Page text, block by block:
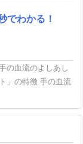
でわかる！
の血流のよしあし
」の特徴 手の血流